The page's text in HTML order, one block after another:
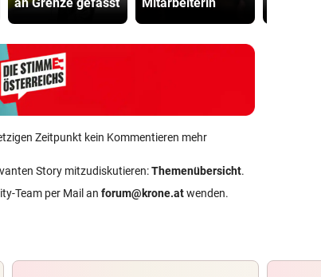
Zeitpunkt kein Kommentieren mehr
Story mitzudiskutieren:Themenübersicht.
Team per Mail an forum@krone.atwenden.